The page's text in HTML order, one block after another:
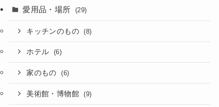
愛用品・場所 (29)
キッチンのもの (8)
ホテル (6)
家のもの (6)
美術館・博物館 (9)